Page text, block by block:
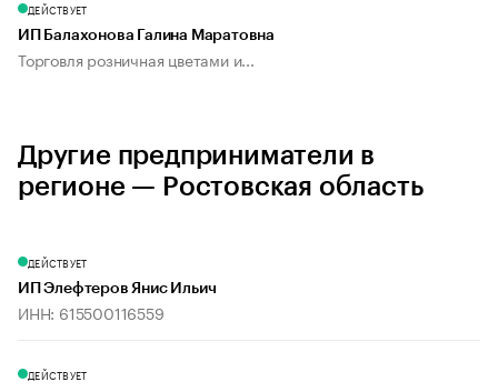
ДЕЙСТВУЕТ
ИП Балахонова Галина Маратовна
Торговля розничная цветами и...
Другие предприниматели в
регионе — Ростовская область
ДЕЙСТВУЕТ
ИП Элефтеров Янис Ильич
ИНН: 615500116559
ДЕЙСТВУЕТ